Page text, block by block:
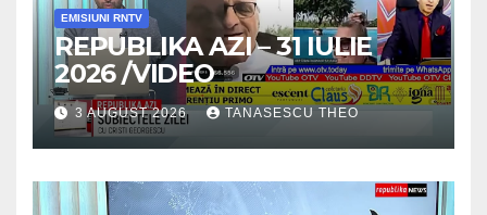
EMISIUNI RNTV
REPUBLIKA AZI – 31 IULIE
2026 /VIDEO
3 AUGUST 2026 TANASESCU THEO